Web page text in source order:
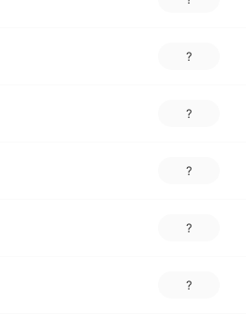
?
?
?
?
?